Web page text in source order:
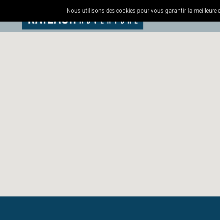
Nous utilisons des cookies pour vous garantir la meilleure